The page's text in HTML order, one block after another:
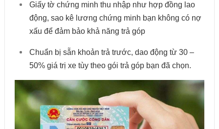
Giấy tờ chứng minh thu nhập như hợp đồng lao
động, sao kê lương chứng minh bạn không có nợ
xấu để đảm bảo khả năng trả góp
Chuẩn bị sẵn khoản trả trước, dao động từ 30 –
50% giá trị xe tùy theo gói trả góp bạn đã chọn.